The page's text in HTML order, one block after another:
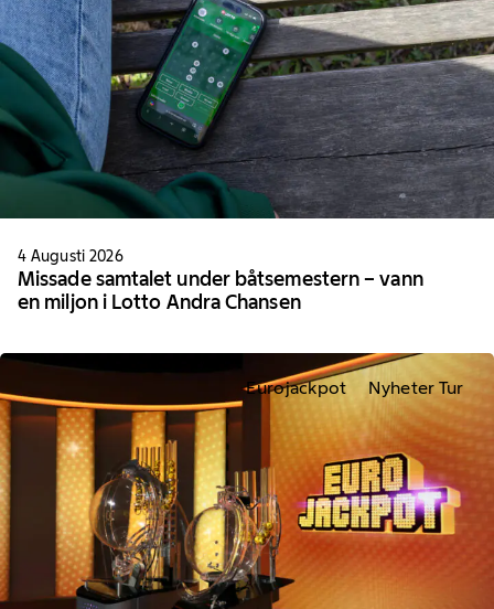
4 Augusti 2026
Missade samtalet under båtsemestern – vann
en miljon i Lotto Andra Chansen
Eurojackpot Nyheter Tur